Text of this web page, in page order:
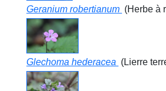
Geranium robertianum (Herbe à
Glechoma hederacea (Lierre